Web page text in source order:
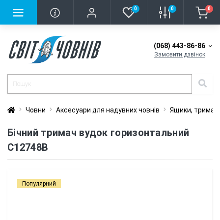
0 0 0
(068) 443-86-86
Замовити дзвінок
Човни Аксесуари для надувних човнів Ящики,
Бічний тримач вудок горизонтальний
C12748B
Популярний